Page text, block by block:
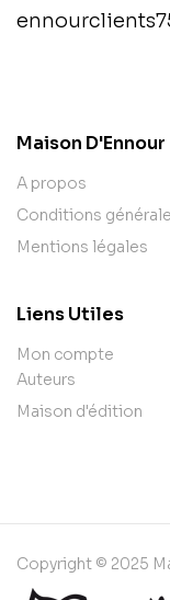
Maison D'Ennour
A propos
Conditions
Mentions légales
Liens Utiles
Mon compte
Auteurs
Maison d'édition
Copyright © 2025